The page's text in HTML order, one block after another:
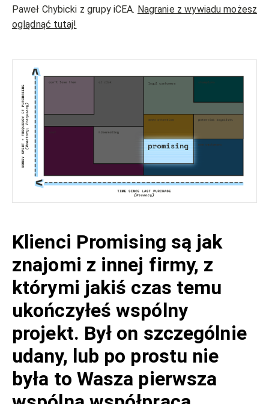
Paweł Chybicki z grupy iCEA. Nagranie z wywiadu możesz
oglądnąć tutaj!
Klienci Promising są jak
znajomi z innej firmy, z
którymi jakiś czas temu
ukończyłeś wspólny
projekt. Był on szczególnie
udany, lub po prostu nie
była to Wasza pierwsza